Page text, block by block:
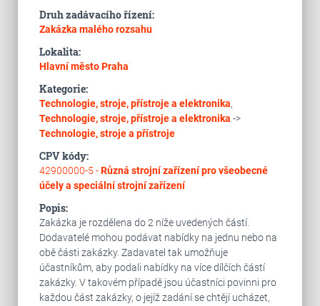
Druh zadávacího řízení:
Zakázka malého rozsahu
Lokalita:
Hlavní město Praha
Kategorie:
Technologie, stroje, přístroje a elektronika,
Technologie, stroje, přístroje a elektronika ->
Technologie, stroje a přístroje
CPV kódy:
42900000-5 -Různá strojní zařízení pro všeobecné
účely a speciální strojní zařízení
Popis:
Zakázka je rozdělena do 2 níže uvedených částí.
Dodavatelé mohou podávat nabídky na jednu nebo na
obě části zakázky. Zadavatel tak umožňuje
účastníkům, aby podali nabídky na více dílčích částí
zakázky. V takovém případě jsou účastníci povinni pro
každou část zakázky, o jejíž zadání se chtějí ucházet,